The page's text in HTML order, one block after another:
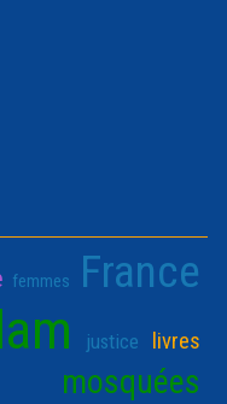
femmes France
justice livres
mosquées